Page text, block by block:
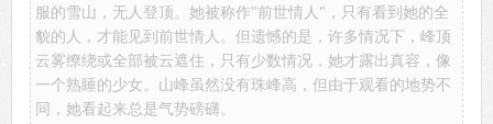
服的雪山，无人登顶。她被称作"前世情人"，只有看到她的全
貌的人，才能见到前世情人。但遗憾的是，许多情况下，峰顶
云雾缭绕或全部被云遮住，只有少数情况，她才露出真容，像
一个熟睡的少女。山峰虽然没有珠峰高，但由于观看的地势不
同，她看起来总是气势磅礴。